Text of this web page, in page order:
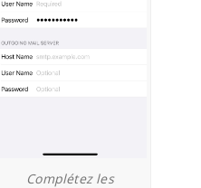
Complétez les